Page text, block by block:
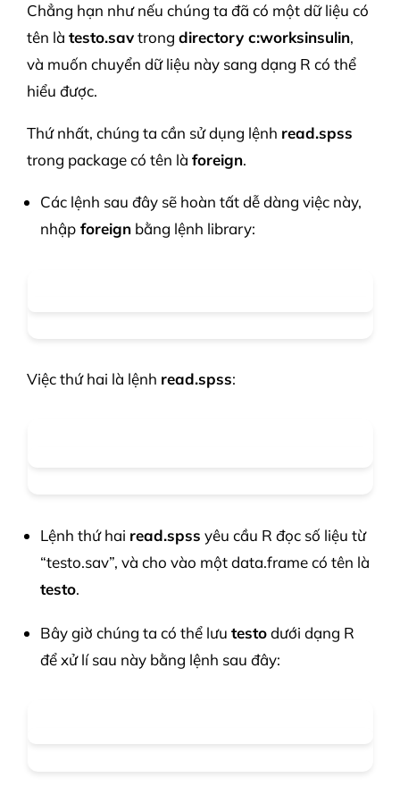
Chẳng hạn như nếu chúng ta đã có một dữ liệu có
tên làtesto.savtrongdirectory c:worksinsulin,
và muốn chuyển dữ liệu này sang dạng R có thể
hiểu được.
Thứ nhất, chúng ta cần sử dụng lệnh read.spss
trong package có tên làforeign.
Các lệnh sau đây sẽ hoàn tất dễ dàng việc này,
nhập foreign bằng lệnh library:
Việc thứ hai là lệnh read.spss:
Lệnh thứ hai read.spss yêu cầu R đọc số liệu từ
“testo.sav”, và cho vào một data.frame có tên là
testo.
Bây giờ chúng ta có thể lưutestodưới dạng R
để xử lí sau này bằng lệnh sau đây: